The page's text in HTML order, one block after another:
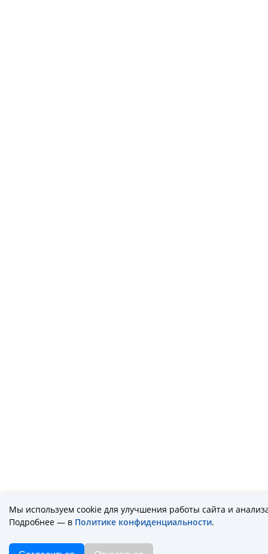
Мы используем cookie для улучшения работы сайта и
Подробнее — в Политике конфиденциальности.